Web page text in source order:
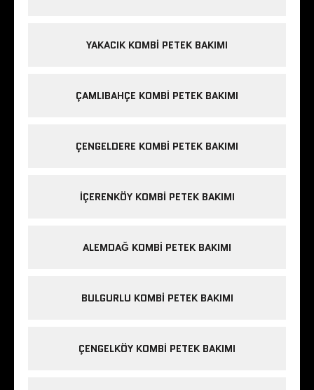
YAKACIK KOMBI PETEK BAKIMI
ÇAMLIBAHÇE KOMBI PETEK BAKIMI
ÇENGELDERE KOMBI PETEK BAKIMI
IÇERENKÖY KOMBI PETEK BAKIMI
ALEMDAĞ KOMBI PETEK BAKIMI
BULGURLU KOMBI PETEK BAKIMI
ÇENGELKÖY KOMBI PETEK BAKIMI